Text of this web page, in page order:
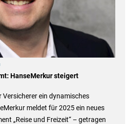
HanseMerkur steigert
Versicherer ein dynamisches
meldet für 2025 ein neues
„Reise und Freizeit“ – getragen